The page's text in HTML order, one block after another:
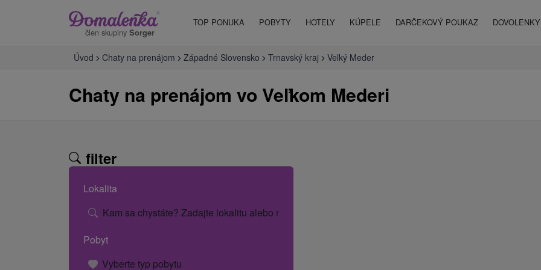
člen skupiny Sorger
TOP PONUKA POBYTY HOTELY KÚPELE DARČEKOVÝ POUKAZ
Úvod Chaty na prenájom Západné Slovensko Trnavský kraj Veľký Meder
Chaty na prenájom vo Veľkom Mederi
filter
Lokalita
Kam sa chystáte? Zadajte lokalitu alebo názov hotela.
Pobyt
Vyberte typ pobytu